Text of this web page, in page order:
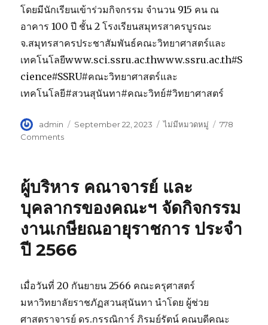
โดยมีนักเรียนเข้าร่วมกิจกรรม จำนวน 915 คน ณ
อาคาร 100 ปี ชั้น 2 โรงเรียนสมุทรสาครบูรณะ
จ.สมุทรสาครประชาสัมพันธ์คณะวิทยาศาสตร์และ
เทคโนโลยีwww.sci.ssru.ac.thwww.ssru.ac.th#S
cience#SSRU#คณะวิทยาศาสตร์และ
เทคโนโลยี#สวนสุนันทา#คณะวิทย์#วิทยาศาสตร์
Author
admin
Posted
September 22, 2023 Categories
ไม่มีหมวดหมู่
778
Comments
เทคโนโลยี
ร่วม
กิจกรรม
แนะแนว
การ
ณ
โรงเรียน
สมุทรสาคร
ผู้บริหาร คณาจารย์ และ
บุคลากรของคณะฯ จัดกิจกรรม
งานเกษียณอายุราชการ ประจำ
ปี 2566
เมื่อวันที่ 20 กันยายน 2566 คณะครุศาสตร์
มหาวิทยาลัยราชภัฏสวนสุนันทา นำโดย ผู้ช่วย
ศาสตราจารย์ ดร.กรรณิการ์ ภิรมย์รัตน์ คณบดีคณะ